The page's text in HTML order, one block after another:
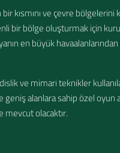
kısmını ve çevre
bir bölge oluşturmak için
en büyük
ve mimari teknikler
alanlara sahip özel oyun
olacaktır.